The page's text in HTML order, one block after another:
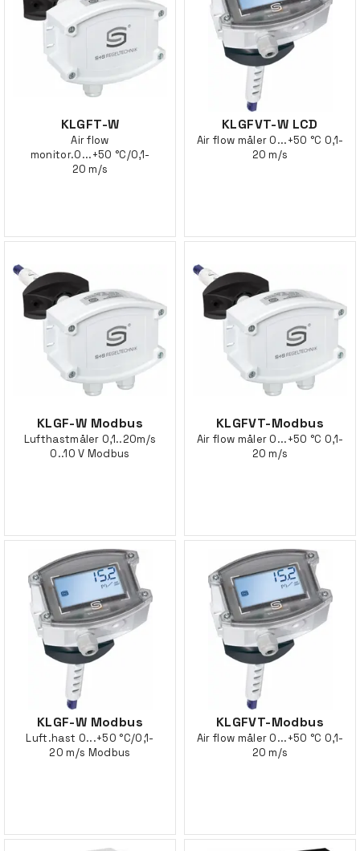
KLGFT-W
Air flow
monitor.0...+50 °C/0,1-
20 m/s
KLGFVT-W LCD
Air flow måler 0...+50 °C 0,1-
20 m/s
KLGF-W Modbus
Lufthastmåler 0,1..20m/s
0..10 V Modbus
KLGFVT-Modbus
Air flow måler 0...+50 °C 0,1-
20 m/s
KLGF-W Modbus
Luft.hast 0...+50 °C/0,1-
20 m/s Modbus
KLGFVT-Modbus
Air flow måler 0...+50 °C 0,1-
20 m/s